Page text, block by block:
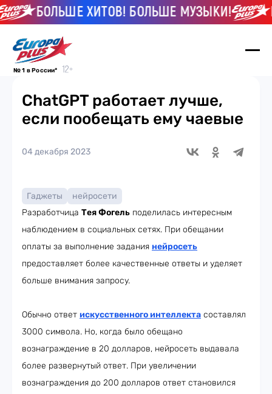
БОЛЬШЕ ХИТОВ! БОЛЬШЕ МУЗЫКИ!
№ 1 в России*
ChatGPT работает лучше,
если пообещать ему чаевые
04 декабря 2023
Гаджеты
нейросети
Разработчица Тея Фогель поделилась интересным
наблюдением в социальных сетях. При обещании
оплаты за выполнение задания нейросеть
предоставляет более качественные ответы и уделяет
больше внимания запросу.
Обычно ответ искусственного интеллекта составлял
3000 символа. Но, когда было обещано
вознаграждение в 20 долларов, нейросеть выдавала
более развернутый ответ. При увеличении
вознаграждения до 200 долларов ответ становился